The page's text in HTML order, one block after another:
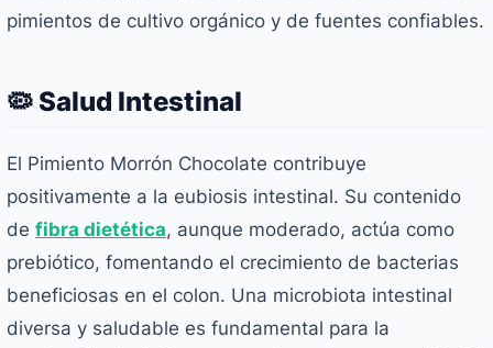
pimientos de cultivo orgánico y de fuentes confiables.
🦠 Salud Intestinal
El Pimiento Morrón Chocolate contribuye
positivamente a la eubiosis intestinal. Su contenido
de fibra dietética, aunque moderado, actúa como
prebiótico, fomentando el crecimiento de bacterias
beneficiosas en el colon. Una microbiota intestinal
diversa y saludable es fundamental para la